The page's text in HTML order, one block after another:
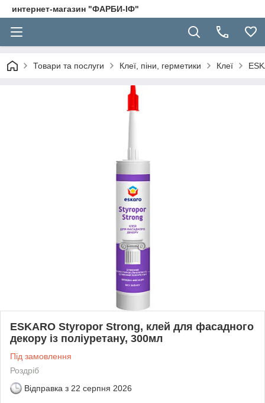
интернет-магазин "ФАРБИ-ІФ"
Товари та послуги Клеї, піни, герметики Клеї
ESKARO Styropor Strong, клей для фасадного
декору із поліуретану, 300мл
Під замовлення
Роздріб
Відправка з 22 серпня 2026